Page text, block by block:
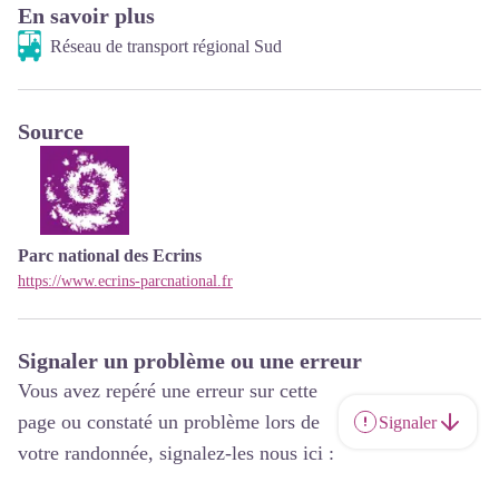
En savoir plus
Réseau de transport régional Sud
Source
Parc national des Ecrins
https://www.ecrins-parcnational.fr
Signaler un problème ou une erreur
Vous avez repéré une erreur sur cette
page ou constaté un problème lors de
votre randonnée, signalez-les nous ici :
Signaler